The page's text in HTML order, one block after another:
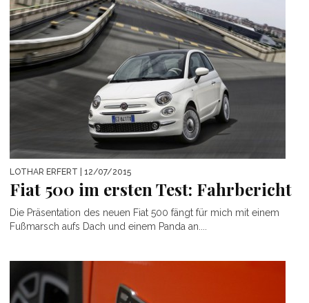
LOTHAR ERFERT | 12/07/2015
Fiat 500 im ersten Test: Fahrbericht
Die Präsentation des neuen Fiat 500 fängt für mich mit einem
Fußmarsch aufs Dach und einem Panda an....